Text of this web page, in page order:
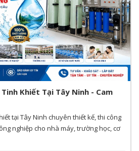
Khiết Tại Tây Ninh - Cam
tại Tây Ninh chuyên thiết kế, thi công
nghiệp cho nhà máy, trường học, cơ